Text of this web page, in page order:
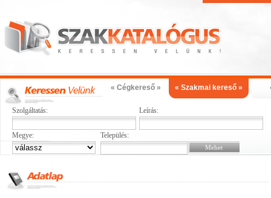
« Cégkereső » « Szakmai kereső »
Szolgáltatás: Leírás:
Megye: Település: